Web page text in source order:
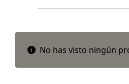
No has visto ningún